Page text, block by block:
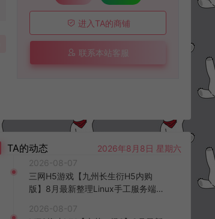
进入TA的商铺
联系本站客服
TA的动态
2026年8月8日 星期六
2026-08-07
三网H5游戏【九州长生衍H5内购
版】8月最新整理Linux手工服务端
客户端+详细搭建教程+视频教程
2026-08-07